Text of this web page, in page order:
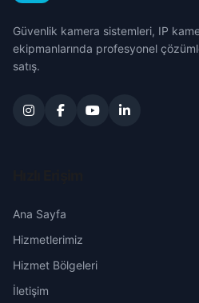
Denizli
Edirne
Erzurum
Tekke
Güvenlik kamera sistemleri, IP
ekipmanlarında profesyonel
satış.
Ana Sayfa
Hizmetlerimiz
Hizmet Bölgeleri
İletişim